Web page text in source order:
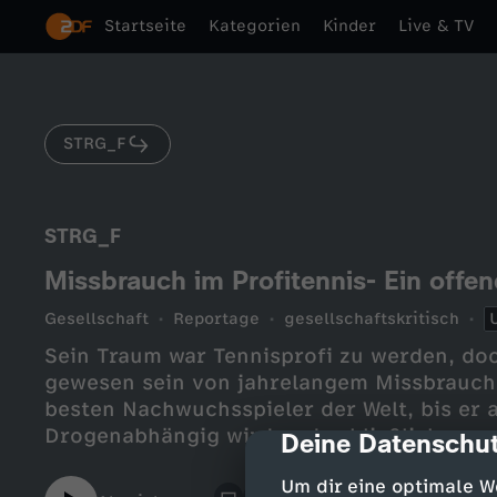
cmp-dialog-
Deine
Um dir eine optimale
Startseite Kategorien Kinder Live & TV
STRG_F
STRG_F
Missbrauch im Profitennis- Ein
Gesellschaft Reportage gesellschaftskritisch
Sein Traum war Tennisprofi zu werden,
gewesen sein von jahrelangem
besten Nachwuchsspieler der Welt, bis er
Drogenabhängig wird und schließlich
Gefängnis kommt. Erst aus der Haft
Präsidenten des Deutsches Tennis